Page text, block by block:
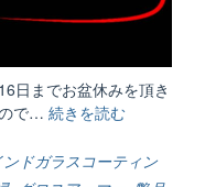
日までお盆休みを頂き
で… 続きを読む
ンドガラスコーティン